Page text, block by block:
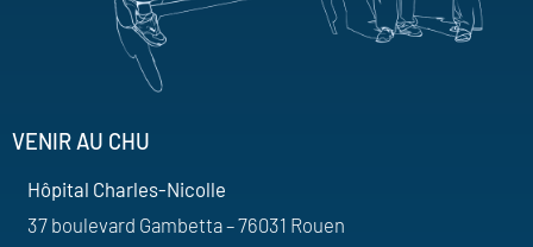
VENIR AU CHU
Hôpital Charles-Nicolle
37 boulevard Gambetta – 76031 Rouen